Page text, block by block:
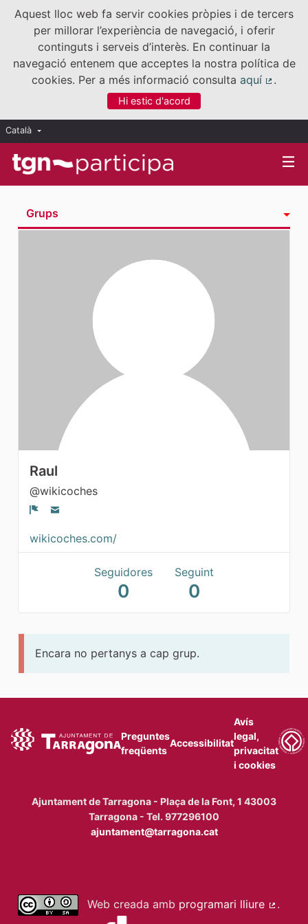
Aquest lloc web fa servir cookies pròpies i de tercers
per millorar l’experiència de navegació, i oferir
continguts i serveis d’interès. En continuar la
navegació entenem que acceptes la nostra política de
cookies. Per a més informació consulta aquí
.
Hi estic d'acord
Català Triar la llengua
Grups
Raul
@wikicoches
wikicoches.com/
Seguidores
0
Seguint
0
Encara no pertanys a cap grup.
Preguntes
freqüents
Accessibilitat
Avís
legal,
privacitat
i cookies
Ajuntament de Tarragona - Plaça de la Font, 1 43003
Tarragona - Tel. 977296100
ajuntament@tarragona.cat
Web creada amb programari lliure
.